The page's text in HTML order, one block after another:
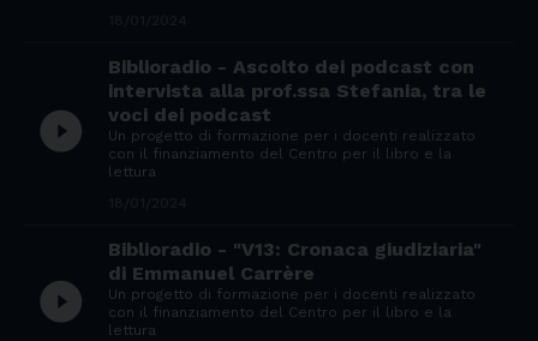
play_circle_filled
Biblioradio - Ascolto dei podcast con
intervista alla prof.ssa Stefania, tra le
voci dei podcast
Un progetto di formazione per i docenti realizzato
con il finanziamento del Centro per il libro e la
lettura
play_circle_filled
Biblioradio - "V13: Cronaca giudiziaria"
di Emmanuel Carrère
Un progetto di formazione per i docenti realizzato
con il finanziamento del Centro per il libro e la
lettura